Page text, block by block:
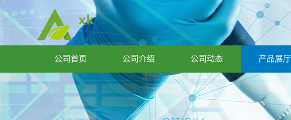
公司首页 公司介绍 公司动态 产品展厅